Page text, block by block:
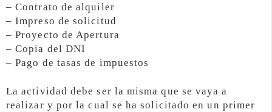
– Contrato de alquiler
– Impreso de solicitud
– Proyecto de Apertura
– Copia del DNI
– Pago de tasas de impuestos
La actividad debe ser la misma que se vaya a
realizar y por la cual se ha solicitado en un primer